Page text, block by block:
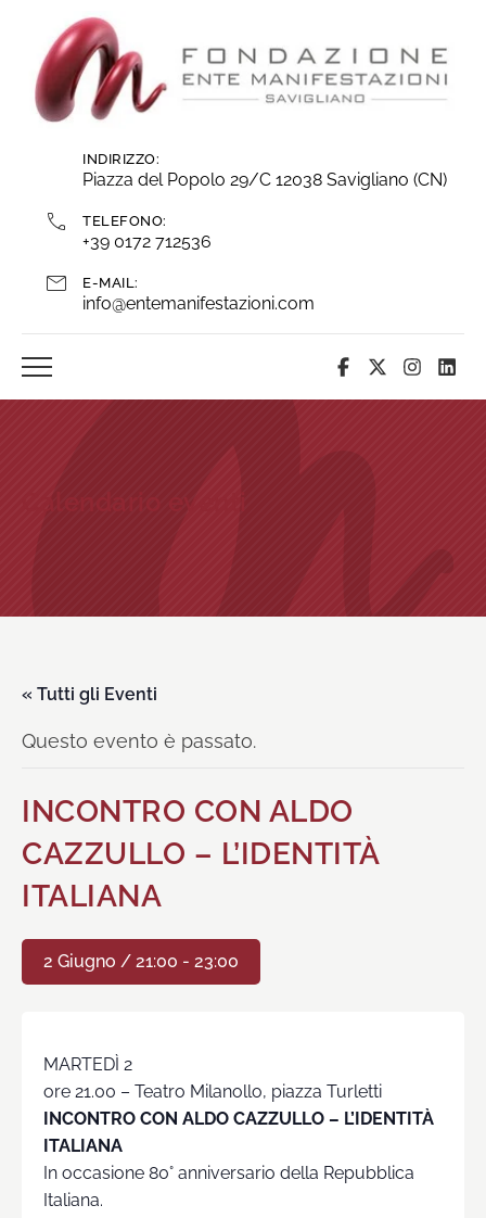
contenuti
INDIRIZZO:
Piazza del Popolo 29/C 12038 Savigliano (CN)
TELEFONO:
+39 0172 712536
E-MAIL:
info@entemanifestazioni.com
« Tutti gli Eventi
Questo evento è passato.
INCONTRO CON ALDO
CAZZULLO – L’IDENTITÀ
ITALIANA
2 Giugno / 21:00 - 23:00
MARTEDÌ 2
ore 21.00 – Teatro Milanollo, piazza Turletti
INCONTRO CON ALDO CAZZULLO – L’IDENTITÀ
ITALIANA
In occasione 80° anniversario della Repubblica
Italiana.